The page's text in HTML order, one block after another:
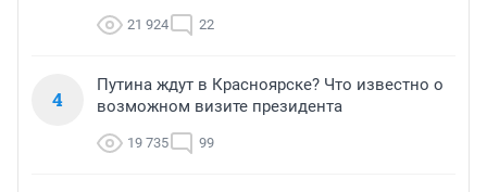
21 924 22
4
Путина ждут в Красноярске? Что известно о
возможном визите президента
19 735 99